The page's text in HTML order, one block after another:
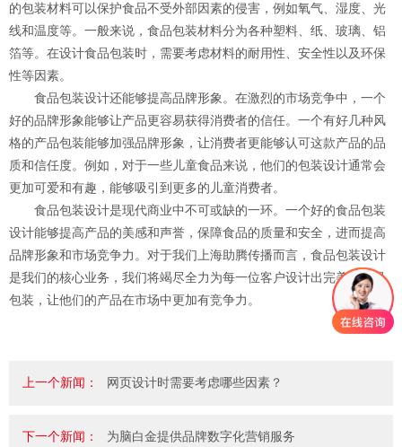
的包装材料可以保护食品不受外部因素的侵害，例如氧气、湿度、光
线和温度等。一般来说，食品包装材料分为各种塑料、纸、玻璃、铝
箔等。在设计食品包装时，需要考虑材料的耐用性、安全性以及环保
性等因素。
食品包装设计还能够提高品牌形象。在激烈的市场竞争中，一个
好的品牌形象能够让产品更容易获得消费者的信任。一个有好几种风
格的产品包装能够加强品牌形象，让消费者更能够认可这款产品的品
质和信任度。例如，对于一些儿童食品来说，他们的包装设计通常会
更加可爱和有趣，能够吸引到更多的儿童消费者。
食品包装设计是现代商业中不可或缺的一环。一个好的食品包装
设计能够提高产品的美感和声誉，保障食品的质量和安全，进而提高
品牌形象和市场竞争力。对于我们上海助腾传播而言，食品包装设计
是我们的核心业务，我们将竭尽全力为每一位客户设计出完美的食品
包装，让他们的产品在市场中更加有竞争力。
上一个新闻： 网页设计时需要考虑哪些因素？
下一个新闻： 为脑白金提供品牌数字化营销服务